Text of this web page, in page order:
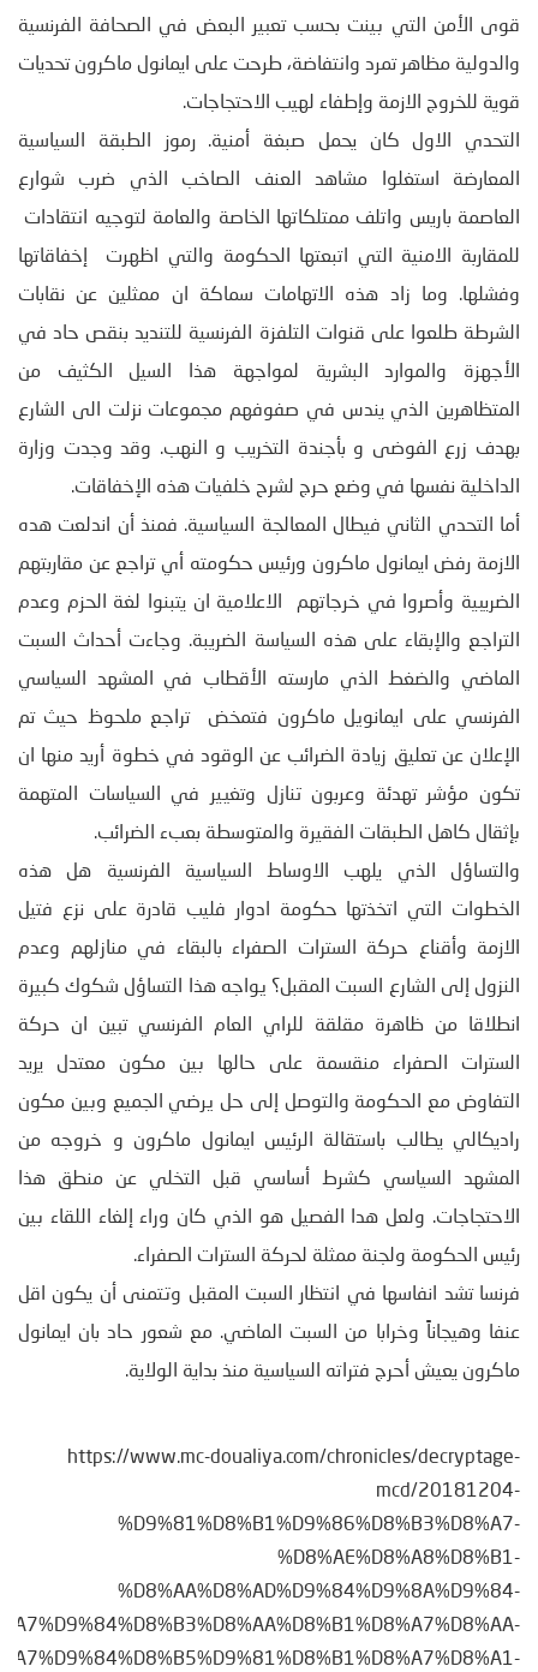
قوى الأمن التي بينت بحسب تعبير البعض في الصحافة الفرنسية
والدولية مظاهر تمرد وانتفاضة، طرحت على ايمانول ماكرون تحديات
قوية للخروج الازمة وإطفاء لهيب الاحتجاجات.
التحدي الاول كان يحمل صبغة أمنية. رموز الطبقة السياسية
المعارضة استغلوا مشاهد العنف الصاخب الذي ضرب شوارع
العاصمة باريس واتلف ممتلكاتها الخاصة والعامة لتوجيه انتقادات
للمقاربة الامنية التي اتبعتها الحكومة والتي اظهرت إخفاقاتها
وفشلها. وما زاد هذه الاتهامات سماكة ان ممثلين عن نقابات
الشرطة طلعوا على قنوات التلفزة الفرنسية للتنديد بنقص حاد في
الأجهزة والموارد البشرية لمواجهة هذا السيل الكثيف من
المتظاهرين الذي يندس في صفوفهم مجموعات نزلت الى الشارع
بهدف زرع الفوضى و بأجندة التخريب و النهب. وقد وجدت وزارة
الداخلية نفسها في وضع حرج لشرح خلفيات هذه الإخفاقات.
أما التحدي الثاني فيطال المعالجة السياسية. فمنذ أن اندلعت هده
الازمة رفض ايمانول ماكرون ورئيس حكومته أي تراجع عن مقاربتهم
الضريبية وأصروا في خرجاتهم الاعلامية ان يتبنوا لغة الحزم وعدم
التراجع والإبقاء على هذه السياسة الضريبة. وجاءت أحداث السبت
الماضي والضغط الذي مارسته الأقطاب في المشهد السياسي
الفرنسي على ايمانويل ماكرون فتمخض تراجع ملحوظ حيث تم
الإعلان عن تعليق زيادة الضرائب عن الوقود في خطوة أريد منها ان
تكون مؤشر تهدئة وعربون تنازل وتغيير في السياسات المتهمة
بإثقال كاهل الطبقات الفقيرة والمتوسطة بعبء الضرائب.
والتساؤل الذي يلهب الاوساط السياسية الفرنسية هل هذه
الخطوات التي اتخذتها حكومة ادوار فليب قادرة على نزع فتيل
الازمة وأقناع حركة السترات الصفراء بالبقاء في منازلهم وعدم
النزول إلى الشارع السبت المقبل؟ يواجه هذا التساؤل شكوك كبيرة
انطلاقا من ظاهرة مقلقة للراي العام الفرنسي تبين ان حركة
السترات الصفراء منقسمة على حالها بين مكون معتدل يريد
التفاوض مع الحكومة والتوصل إلى حل يرضي الجميع وبين مكون
راديكالي يطالب باستقالة الرئيس ايمانول ماكرون و خروجه من
المشهد السياسي كشرط أساسي قبل التخلي عن منطق هذا
الاحتجاجات. ولعل هدا الفصيل هو الذي كان وراء إلغاء اللقاء بين
رئيس الحكومة ولجنة ممثلة لحركة السترات الصفراء.
فرنسا تشد انفاسها في انتظار السبت المقبل وتتمنى أن يكون اقل
عنفا وهيجاناً وخرابا من السبت الماضي. مع شعور حاد بان ايمانول
ماكرون يعيش أحرج فتراته السياسية منذ بداية الولاية.
https://www.mc-doualiya.com/chronicles/decryptage-
mcd/20181204-
%D9%81%D8%B1%D9%86%D8%B3%D8%A7-
%D8%AE%D8%A8%D8%B1-
%D8%AA%D8%AD%D9%84%D9%8A%D9%84-